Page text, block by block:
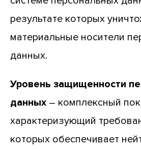
результате которых
материальные носители
данных.
Уровень защищенности
данных – комплексный
характеризующий
которых обеспечивает